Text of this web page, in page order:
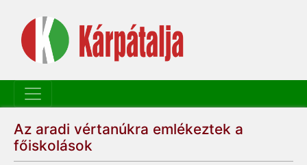
Az aradi vértanúkra emlékeztek a
főiskolások